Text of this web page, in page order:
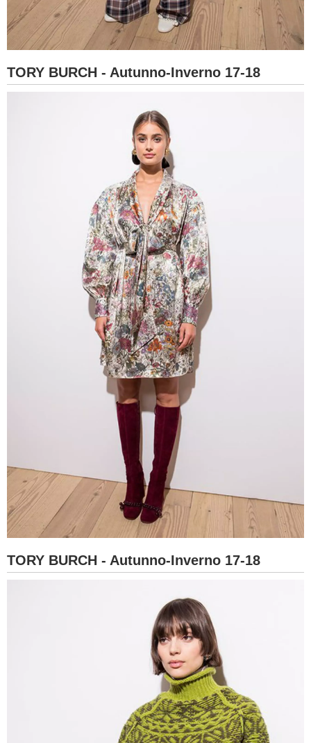
TORY BURCH - Autunno-Inverno 17-18
TORY BURCH - Autunno-Inverno 17-18